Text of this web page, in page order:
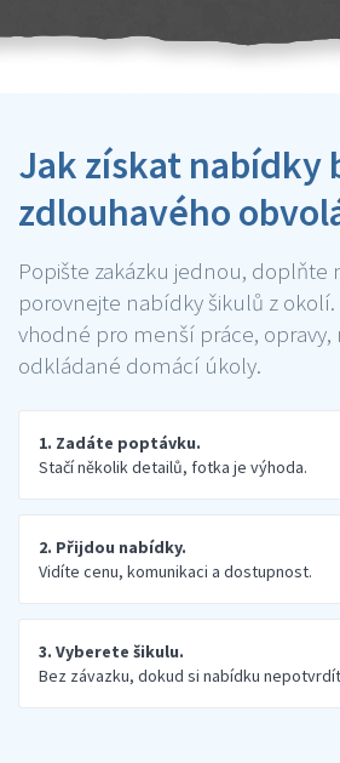
Jak získat nabídky
zdlouhavého
Popište zakázku jednou, doplňte
porovnejte nabídky šikulů z okolí.
vhodné pro menší práce,
odkládané domácí úkoly.
1. Zadáte poptávku.
Stačí několik detailů, fotka je výhoda.
2. Přijdou nabídky.
Vidíte cenu, komunikaci a dostupnost.
3. Vyberete šikulu.
Bez závazku, dokud si nabídku